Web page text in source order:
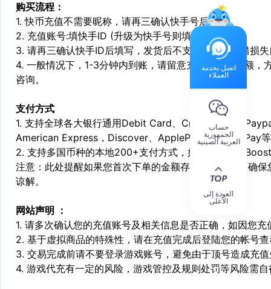
购买流程：
1. 快币充值不需要昵称，请再三确认快手号后付款。
2. 充值账号:填快手ID (升级为快手号则填快手号)
3. 请再三确认快手ID后填写，发货后不支持退换，填错损
4. 一般情况下，1-3分钟内到账，请留意充值之前的余额
咨询。
支付方式
1. 支持全球各大银行通用Debit Card、Credit Card和
American Express，Discover、ApplePay和GooglePay
2. 支持多国币种的本地200+支付方式，如：Alipay，
注意：此处提醒如果您首次下单的金额存在异常，为了确
谅解。
网站声明 ：
1. 请多次确认您的充值账号及相关信息是否正确，如因您
2. 基于虚拟商品的特殊性，请在充值完成后登陆您的帐号
3. 交易完成前请不要登录游戏账号，避免由于顶号造成充
4. 游戏代充有一定的风险，游戏管控及规则处罚等风险需
اتصل بخدمة
العملاء
حساب
الجمهورية
العربية الصينية
العودة إلى
الأعلى